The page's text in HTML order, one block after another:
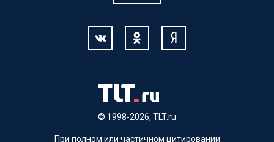
© 1998-2026, TLT.ru
При полном или частичном цитировании